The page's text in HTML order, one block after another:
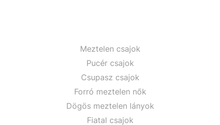
Meztelen csajok
Pucér csajok
Csupasz csajok
Forró meztelen nők
Dögös meztelen lányok
Fiatal csajok